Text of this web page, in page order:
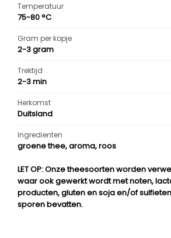
Temperatuur
75-80 °C
Gram per kopje
2-3 gram
Trektijd
2-3 min
Herkomst
Duitsland
Ingredienten
groene thee, aroma, roos
LET OP: Onze theesoorten worden
waar ook gewerkt wordt met noten,
producten, gluten en soja en/of
sporen bevatten.